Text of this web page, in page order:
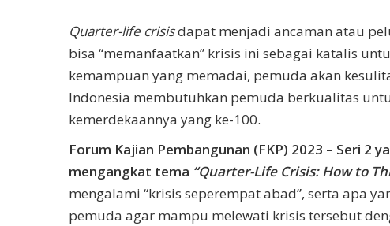
Quarter-life crisisdapat menjadi ancaman atau
bisa “memanfaatkan” krisis ini sebagai katalis
kemampuan yang memadai, pemuda akan
Indonesia membutuhkan pemuda berkualitas
kemerdekaannya yang ke-100.
Forum Kajian Pembangunan (FKP) 2023 – Seri 2
mengangkat tema “Quarter-Life Crisis: How to
mengalami “krisis seperempat abad”, serta apa
pemuda agar mampu melewati krisis tersebut